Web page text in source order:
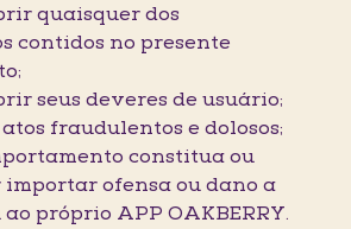
quaisquer dos
contidos no presente
seus deveres de usuário;
fraudulentos e dolosos;
constitua ou
importar ofensa ou dano a
próprio APP OAKBERRY.